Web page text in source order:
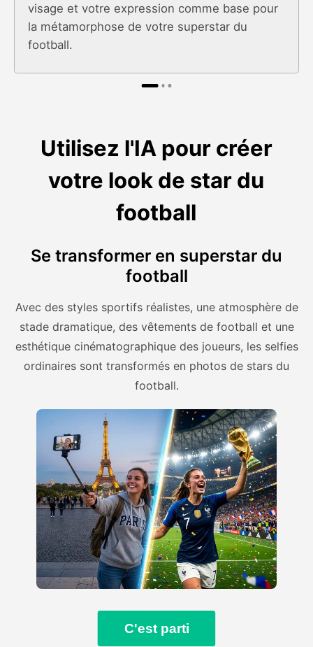
visage et votre expression comme base pour
la métamorphose de votre superstar du
football.
Utilisez l'IA pour créer
votre look de star du
football
Se transformer en superstar du
football
Avec des styles sportifs réalistes, une atmosphère de
stade dramatique, des vêtements de football et une
esthétique cinématographique des joueurs, les selfies
ordinaires sont transformés en photos de stars du
football.
C'est parti